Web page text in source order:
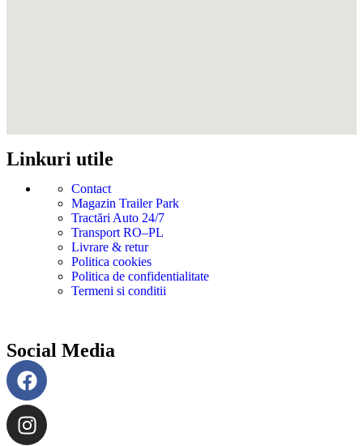
Linkuri utile
Contact
Magazin Trailer Park
Tractări Auto 24/7
Transport RO–PL
Livrare & retur
Politica cookies
Politica de confidentialitate
Termeni si conditii
Social Media